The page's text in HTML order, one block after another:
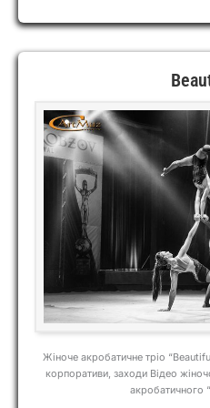
Жіноче акробатичне тріо
корпоративи, заходи Відео
акробатичного